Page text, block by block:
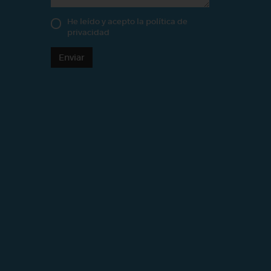
He leído y acepto la política de
privacidad
Enviar